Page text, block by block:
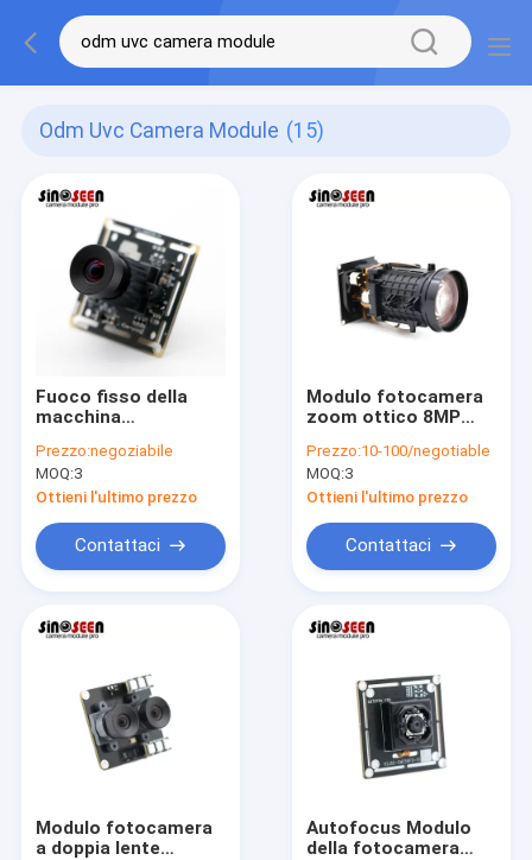
Odm Uvc Camera Module (15)
Fuoco fisso della
macchina
1080P 30FPS di
riconoscimento
facciale UV-C del
modulo
Prezzo:negoziabile
MOQ:3
Ottieni l'ultimo prezzo
Contattaci
Modulo fotocamera
zoom ottico 8MP
Prezzo:10-100/negotiable
MOQ:3
Ottieni l'ultimo prezzo
Contattaci
Modulo fotocamera
a doppia lente
Autofocus Modulo
della fotocamera